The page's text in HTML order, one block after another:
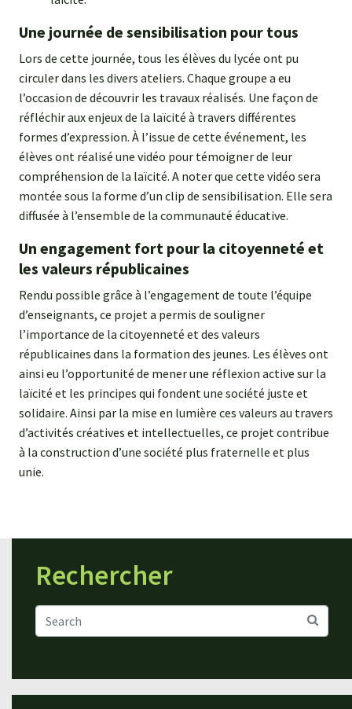
Une journée de sensibilisation pour tous
Lors de cette journée, tous les élèves du lycée ont pu
circuler dans les divers ateliers. Chaque groupe a eu
l’occasion de découvrir les travaux réalisés. Une façon de
réfléchir aux enjeux de la laïcité à travers différentes
formes d’expression. À l’issue de cette événement, les
élèves ont réalisé une vidéo pour témoigner de leur
compréhension de la laïcité. A noter que cette vidéo sera
montée sous la forme d’un clip de sensibilisation. Elle sera
diffusée à l’ensemble de la communauté éducative.
Un engagement fort pour la citoyenneté et
les valeurs républicaines
Rendu possible grâce à l’engagement de toute l’équipe
d’enseignants, ce projet a permis de souligner
l’importance de la citoyenneté et des valeurs
républicaines dans la formation des jeunes. Les élèves ont
ainsi eu l’opportunité de mener une réflexion active sur la
laïcité et les principes qui fondent une société juste et
solidaire. Ainsi par la mise en lumière ces valeurs au travers
d’activités créatives et intellectuelles, ce projet contribue
à la construction d’une société plus fraternelle et plus
unie.
Rechercher